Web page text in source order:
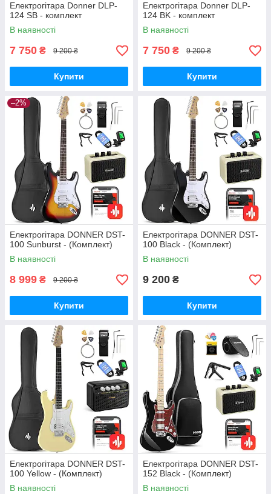
Електрогітара Donner DLP-
124 SB - комплект
В наявності
7 750 ₴ 9 200 ₴
Купити
Електрогітара Donner DLP-
124 BK - комплект
В наявності
7 750 ₴ 9 200 ₴
Купити
–2%
Електрогітара DONNER DST-
100 Sunburst - (Комплект)
В наявності
8 999 ₴ 9 200 ₴
Купити
Електрогітара DONNER DST-
100 Black - (Комплект)
В наявності
9 200 ₴
Купити
Електрогітара DONNER DST-
100 Yellow - (Комплект)
В наявності
Електрогітара DONNER DST-
152 Black - (Комплект)
В наявності